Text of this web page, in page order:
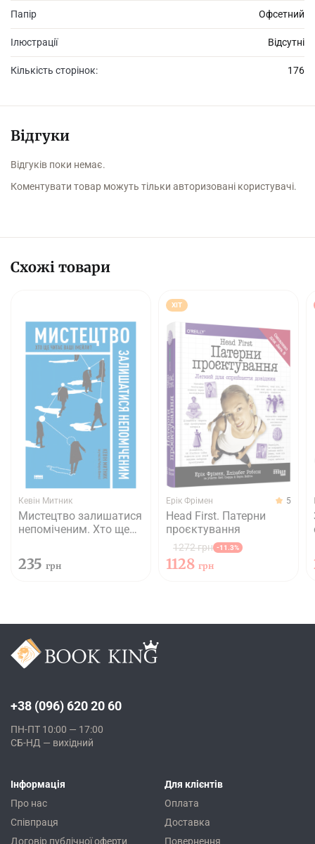
Папір Офсетний
Ілюстрації Відсутні
Кількість сторінок: 176
Відгуки
Відгуків поки немає.
Коментувати товар можуть тільки авторизовані користувачі.
Схожі товари
Кевін Митник
Мистецтво залишатися
непоміченим. Хто ще
235 грн
ХІТ
Ерік Фрімен 5
Head First. Патерни
проєктування
1272 грн -11.3%
1128 грн
+38 (096) 620 20 60
ПН-ПТ 10:00 — 17:00
СБ-НД — вихідний
Інформація
Про нас
Співпраця
Договір публічної оферти
Для клієнтів
Оплата
Доставка
Повернення